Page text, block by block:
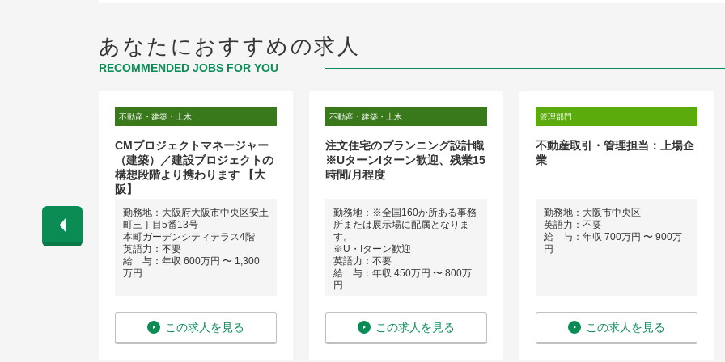
あなたにおすすめの求人
RECOMMENDED JOBS FOR YOU
）、大阪、
用は行って
不動産・建築・土木
CMプロジェクトマネージャー
（建築）／建設ブロジェクトの
構想段階より携わります 【大
阪】
勤務地：大阪府大阪市中央区安土
町三丁目5番13号
本町ガーデンシティテラス4階
英語力：不要
給 与：年収 600万円 〜 1,300
万円
この求人を見る
不動産・建築・土木
注文住宅のプランニング設計職
※UターンIターン歓迎、残業15
時間/月程度
勤務地：※全国160か所ある事務
所または展示場に配属となりま
す。
※U・Iターン歓迎
英語力：不要
給 与：年収 450万円 〜 800万
円
この求人を見る
管理部門
不動産取引・管理担当：上場企
業
勤務地：大阪市中央区
英語力：不要
給 与：年収 700万円 〜 900万
円
この求人を見る